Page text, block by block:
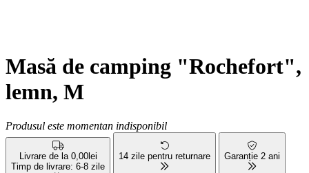
Masă de camping "Rochefort",
lemn, M
Produsul este momentan indisponibil
Livrare de la 0,00lei
Timp de livrare: 6-8 zile
14 zile pentru returnare Garanție 2 ani